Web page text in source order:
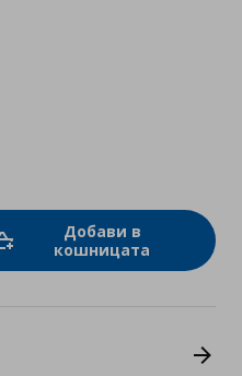
Добави в
кошницата